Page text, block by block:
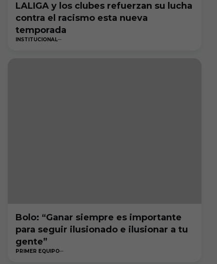
LALIGA y los clubes refuerzan su lucha
contra el racismo esta nueva
temporada
INSTITUCIONAL
Bolo: “Ganar siempre es importante
para seguir ilusionado e ilusionar a tu
gente”
PRIMER EQUIPO